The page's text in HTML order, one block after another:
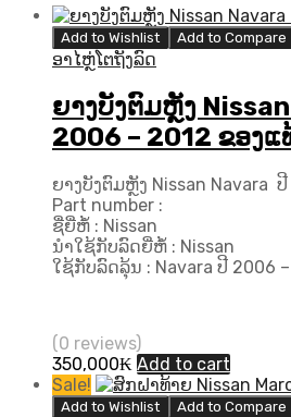
Add to Wishlist Add to Compare
ອາໄຫຼ່ໂຕຖັງລົດ
ຍາງບັງຕົມຫຼັງ
2006 – 2012 ຂອງແ
ຍາງບັງຕົມຫຼັງ Nissan Navara
Part number :
ຊື່ຍີ່ຫໍ້ : Nissan
ນຳໃຊ້ກັບລົດຍີ່ຫໍ້ : Nissan
ໃຊ້ກັບລົດລຸ້ນ : Navara ປີ​ 2006
(0 reviews)
350,000₭ Add to cart
Sale!
Add to Wishlist Add to Compare